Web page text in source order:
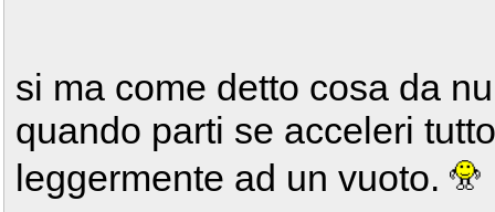
si ma come detto cosa da
quando parti se acceleri
leggermente ad un vuoto.